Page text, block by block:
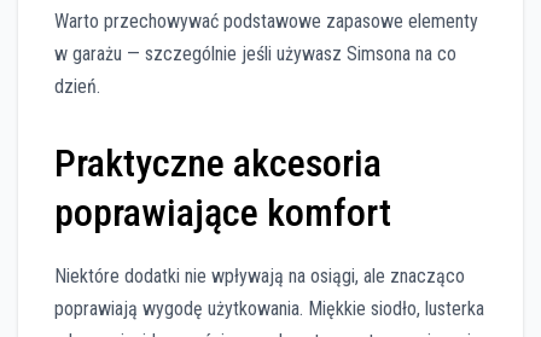
Warto przechowywać podstawowe zapasowe elementy
w garażu — szczególnie jeśli używasz Simsona na co
dzień.
Praktyczne akcesoria
poprawiające komfort
Niektóre dodatki nie wpływają na osiągi, ale znacząco
poprawiają wygodę użytkowania. Miękkie siodło, lusterka